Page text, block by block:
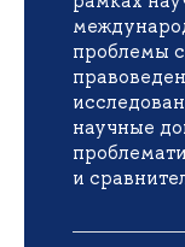
проблемы
научные
и